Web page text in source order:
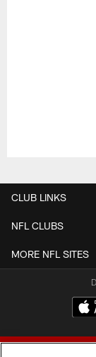
CLUB LINKS
NFL CLUBS
MORE NFL SITES